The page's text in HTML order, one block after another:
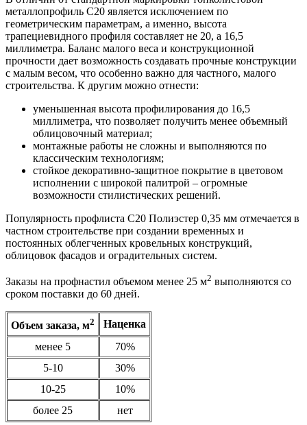
металлопрофиль С20 является исключением по
геометрическим параметрам, а именно, высота
трапециевидного профиля составляет не 20, а 16,5
миллиметра. Баланс малого веса и конструкционной
прочности дает возможность создавать прочные конструкции
с малым весом, что особенно важно для частного, малого
строительства. К другим можно отнести:
уменьшенная высота профилирования до 16,5
миллиметра, что позволяет получить менее объемный
облицовочный материал;
монтажные работы не сложны и выполняются по
классическим технологиям;
стойкое декоративно-защитное покрытие в цветовом
исполнении с широкой палитрой – огромные
возможности стилистических решений.
Популярность профлиста С20 Полиэстер 0,35 мм отмечается в
частном строительстве при создании временных и
постоянных облегченных кровельных конструкций,
облицовок фасадов и оградительных систем.
Заказы на профнастил объемом менее 25 м2 выполняются со
сроком поставки до 60 дней.
Объем заказа, м2
Наценка
менее 5
70%
5-10
30%
10-25
10%
более 25
нет